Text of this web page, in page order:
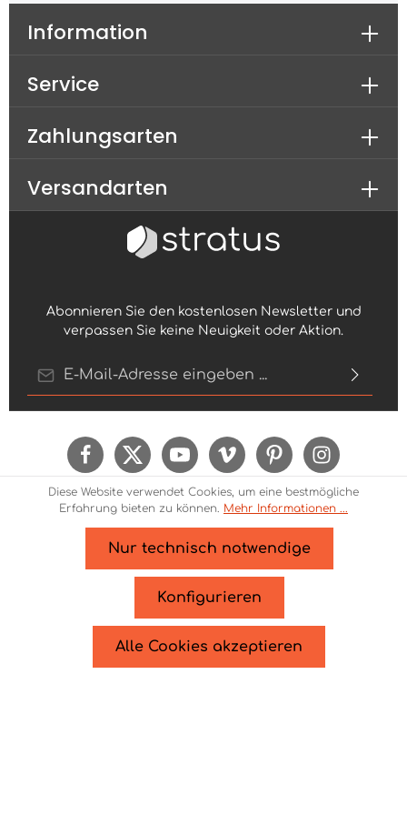
Abonnieren Sie den kostenlosen Newsletter und
verpassen Sie keine Neuigkeit oder Aktion.
Ich habe dieDatenschutzbestimmungenzur
bin mit ihnen einverstanden.
Um weiterzugehen, geben Sie die oben
abgebildeten Zeichen ein*
Information
Service
Zahlungsarten
Versandarten
Design
und ggf. Nachnahmegebühren, wenn
nicht anders angegeben.
Diese Website verwendet Cookies, um eine bestmögliche
Erfahrung bieten zu können. Mehr Informationen ...
Nur technisch notwendige
Konfigurieren
Alle Cookies akzeptieren